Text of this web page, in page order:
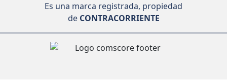
Es una marca registrada, propiedad
deCONTRACORRIENTE